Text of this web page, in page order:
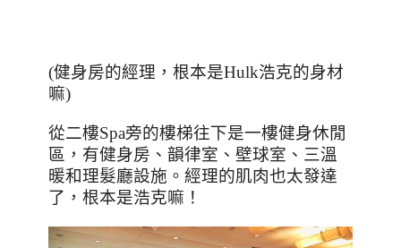
(健身房的經理，根本是Hulk浩克的身材
嘛)
從二樓Spa旁的樓梯往下是一樓健身休閒
區，有健身房、韻律室、 壁球室、 三溫
暖和理髮廳設施。經理的肌肉也太發達
了，根本是浩克嘛！